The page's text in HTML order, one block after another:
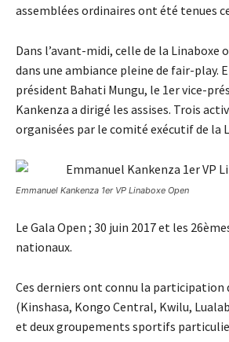
assemblées ordinaires ont été tenues
Dans l’avant-midi, celle de la Linaboxe
dans une ambiance pleine de fair-play.
président Bahati Mungu, le 1er vice-
Kankenza a dirigé les assises. Trois
organisées par le comité exécutif de la
Emmanuel Kankenza 1er VP Linaboxe Open
Le Gala Open ; 30 juin 2017 et les
nationaux.
Ces derniers ont connu la participation
(Kinshasa, Kongo Central, Kwilu,
et deux groupements sportifs